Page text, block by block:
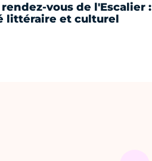
rendez-vous de l'Escalier :
littéraire et culturel